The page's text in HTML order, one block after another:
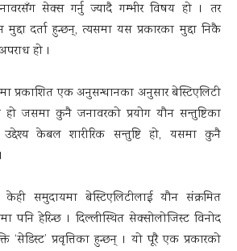
सेक्स गर्नु ज्यादै गम्भीर विषय हो । तर
दर्ता हुन्छन्, त्यसमा यस प्रकारका मुद्दा निकै
हो ।
प्रकाशित एक अनुसन्धानका अनुसार बेस्टिएलिटी
हो जसमा कुनै जनावरको प्रयोग यौन सन्तुष्टिका
केबल शारीरिक सन्तुष्टि हो, यसमा कुनै
समुदायमा बेस्टिएलिटीलाई यौन संक्रमित
पनि हेरिन्छ । दिल्लीस्थित सेक्सोलोजिस्ट विनोद
‘सेडिस्ट’ प्रवृत्तिका हुन्छन् । यो पूरै एक प्रकारको